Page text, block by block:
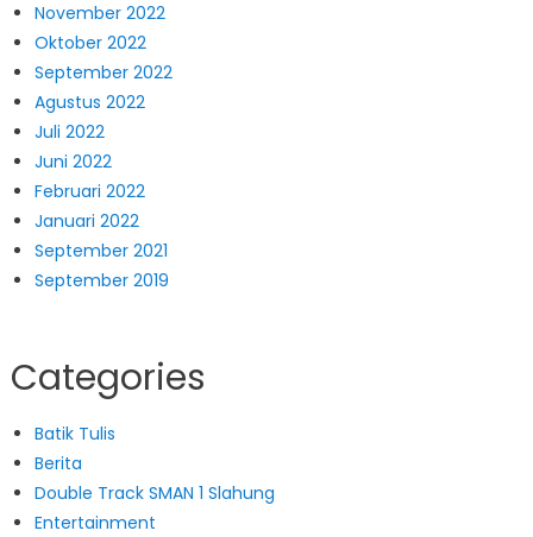
November 2022
Oktober 2022
September 2022
Agustus 2022
Juli 2022
Juni 2022
Februari 2022
Januari 2022
September 2021
September 2019
Categories
Batik Tulis
Berita
Double Track SMAN 1 Slahung
Entertainment